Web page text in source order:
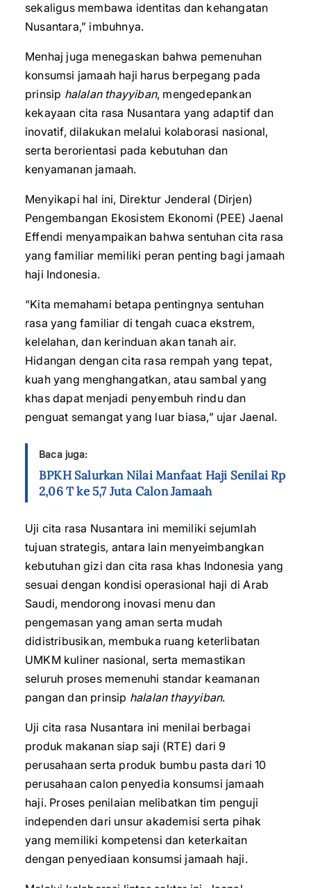
sekaligus membawa identitas dan kehangatan
Nusantara,” imbuhnya.
Menhaj juga menegaskan bahwa pemenuhan
konsumsi jamaah haji harus berpegang pada
prinsip halalan thayyiban, mengedepankan
kekayaan cita rasa Nusantara yang adaptif dan
inovatif, dilakukan melalui kolaborasi nasional,
serta berorientasi pada kebutuhan dan
kenyamanan jamaah.
Menyikapi hal ini, Direktur Jenderal (Dirjen)
Pengembangan Ekosistem Ekonomi (PEE) Jaenal
Effendi menyampaikan bahwa sentuhan cita rasa
yang familiar memiliki peran penting bagi jamaah
haji Indonesia.
“Kita memahami betapa pentingnya sentuhan
rasa yang familiar di tengah cuaca ekstrem,
kelelahan, dan kerinduan akan tanah air.
Hidangan dengan cita rasa rempah yang tepat,
kuah yang menghangatkan, atau sambal yang
khas dapat menjadi penyembuh rindu dan
penguat semangat yang luar biasa,” ujar Jaenal.
Baca juga:
BPKH Salurkan Nilai Manfaat Haji Senilai Rp
2,06 T ke 5,7 Juta Calon Jamaah
Uji cita rasa Nusantara ini memiliki sejumlah
tujuan strategis, antara lain menyeimbangkan
kebutuhan gizi dan cita rasa khas Indonesia yang
sesuai dengan kondisi operasional haji di Arab
Saudi, mendorong inovasi menu dan
pengemasan yang aman serta mudah
didistribusikan, membuka ruang keterlibatan
UMKM kuliner nasional, serta memastikan
seluruh proses memenuhi standar keamanan
pangan dan prinsip halalan thayyiban.
Uji cita rasa Nusantara ini menilai berbagai
produk makanan siap saji (RTE) dari 9
perusahaan serta produk bumbu pasta dari 10
perusahaan calon penyedia konsumsi jamaah
haji. Proses penilaian melibatkan tim penguji
independen dari unsur akademisi serta pihak
yang memiliki kompetensi dan keterkaitan
dengan penyediaan konsumsi jamaah haji.